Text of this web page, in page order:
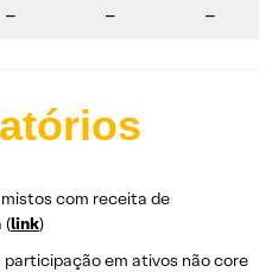
– – –
mistos com receita de
(link)
participação em ativos não core